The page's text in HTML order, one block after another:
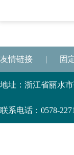
友情链接 | 固
地址：浙江省丽水
联系电话：0578-